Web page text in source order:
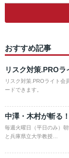
おすすめ記事
リスク対策.PRO
リスク対策.PROライト会
ードできます。
中澤・木村が斬る
毎週火曜日（平日のみ）
と兵庫県立大学教授…